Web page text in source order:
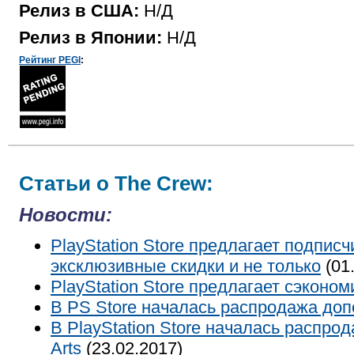
Релиз в США: Н/Д
Релиз в Японии: Н/Д
Рейтинг PEGI :
Статьи о The Crew:
Новости:
PlayStation Store предлагает
эксклюзивные скидки и не только
PlayStation Store предлагает
В PS Store началась распродажа
В PlayStation Store началась
Arts (23.02.2017)